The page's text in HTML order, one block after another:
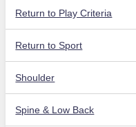
Return to Play Criteria
Return to Sport
Shoulder
Spine & Low Back